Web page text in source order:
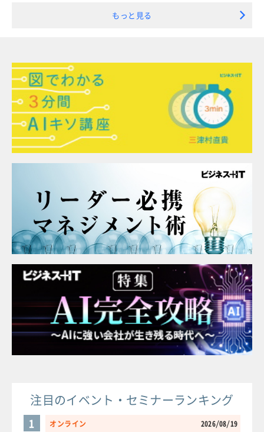
もっと見る
注目のイベント・セミナーランキング
オンライン 2026/08/19
1